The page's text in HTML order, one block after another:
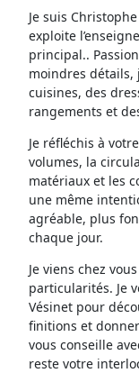
Je suis
exploite
principal..
moindres détails,
cuisines, des
rangements et
Je réfléchis à
volumes, la
matériaux et les
une même
agréable, plus
chaque jour.
Je viens chez
particularités. Je
Vésinet pour
finitions et
vous conseille
reste votre